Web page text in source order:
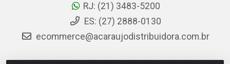
RJ: (21) 3483-5200
ES: (27) 2888-0130
ecommerce@acaraujodistribuidora.com.br